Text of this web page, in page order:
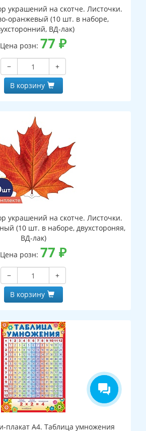
украшений на скотче. Листочки.
оранжевый (10 шт. в наборе,
ВД-лак)
Цена розн: 77 ₽
−
+
В корзину
украшений на скотче. Листочки.
(10 шт. в наборе, двухстороняя,
ВД-лак)
Цена розн: 77 ₽
−
+
В корзину
А4. Таблица умножения